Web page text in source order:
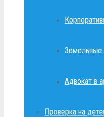
Земельные
Адвокат в
Проверка на